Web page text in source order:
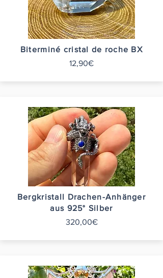
Biterminé cristal de roche BX
12,90€
Bergkristall Drachen-Anhänger
aus 925° Silber
320,00€